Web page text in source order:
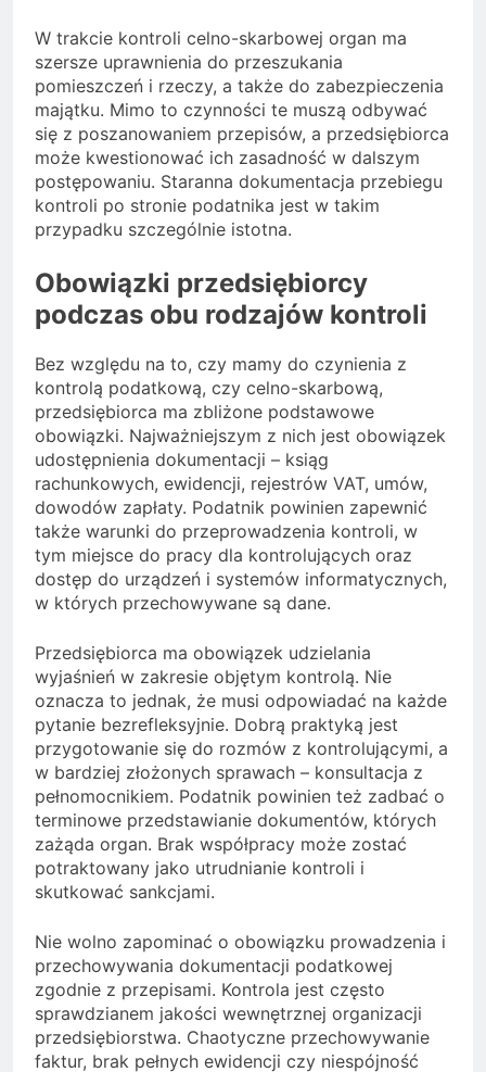
W trakcie kontroli celno-skarbowej organ ma
szersze uprawnienia do przeszukania
pomieszczeń i rzeczy, a także do zabezpieczenia
majątku. Mimo to czynności te muszą odbywać
się z poszanowaniem przepisów, a przedsiębiorca
może kwestionować ich zasadność w dalszym
postępowaniu. Staranna dokumentacja przebiegu
kontroli po stronie podatnika jest w takim
przypadku szczególnie istotna.
Obowiązki przedsiębiorcy
podczas obu rodzajów kontroli
Bez względu na to, czy mamy do czynienia z
kontrolą podatkową, czy celno-skarbową,
przedsiębiorca ma zbliżone podstawowe
obowiązki. Najważniejszym z nich jest obowiązek
udostępnienia dokumentacji – ksiąg
rachunkowych, ewidencji, rejestrów VAT, umów,
dowodów zapłaty. Podatnik powinien zapewnić
także warunki do przeprowadzenia kontroli, w
tym miejsce do pracy dla kontrolujących oraz
dostęp do urządzeń i systemów informatycznych,
w których przechowywane są dane.
Przedsiębiorca ma obowiązek udzielania
wyjaśnień w zakresie objętym kontrolą. Nie
oznacza to jednak, że musi odpowiadać na każde
pytanie bezrefleksyjnie. Dobrą praktyką jest
przygotowanie się do rozmów z kontrolującymi, a
w bardziej złożonych sprawach – konsultacja z
pełnomocnikiem. Podatnik powinien też zadbać o
terminowe przedstawianie dokumentów, których
zażąda organ. Brak współpracy może zostać
potraktowany jako utrudnianie kontroli i
skutkować sankcjami.
Nie wolno zapominać o obowiązku prowadzenia i
przechowywania dokumentacji podatkowej
zgodnie z przepisami. Kontrola jest często
sprawdzianem jakości wewnętrznej organizacji
przedsiębiorstwa. Chaotyczne przechowywanie
faktur, brak pełnych ewidencji czy niespójność